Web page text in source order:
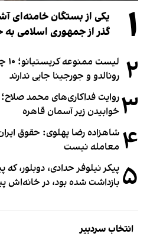
۱
یکی از بستگان خامنه‌ای
گذر از جمهوری اسلامی
۲ رونالدو و جورجینا جایی ندارند
۳ خوابیدن زیر آسمان قاهره
۴ شاهزاده رضا پهلوی: حقوق
معامله نیست
۵ پیکر نیلوفر حدادی، دوبلور،
بازداشت شده بود، در خانه‌اش
انتخاب سردبیر